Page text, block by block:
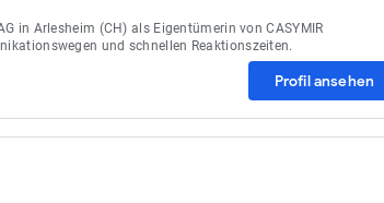
in Arlesheim (CH) als Eigentümerin von CASYMIR
und schnellen Reaktionszeiten.
Profil ansehen